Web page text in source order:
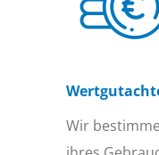
Wir